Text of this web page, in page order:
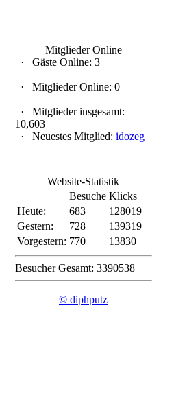
Mitglieder Online
·
Gäste Online: 3
· Mitglieder Online: 0
·
Mitglieder insgesamt:
10,603
·
Neuestes Mitglied: idozeg
Website-Statistik
Besuche Klicks
Heute:
683
128019
Gestern:
728
139319
Vorgestern: 770 13830
Besucher Gesamt: 3390538
© diphputz